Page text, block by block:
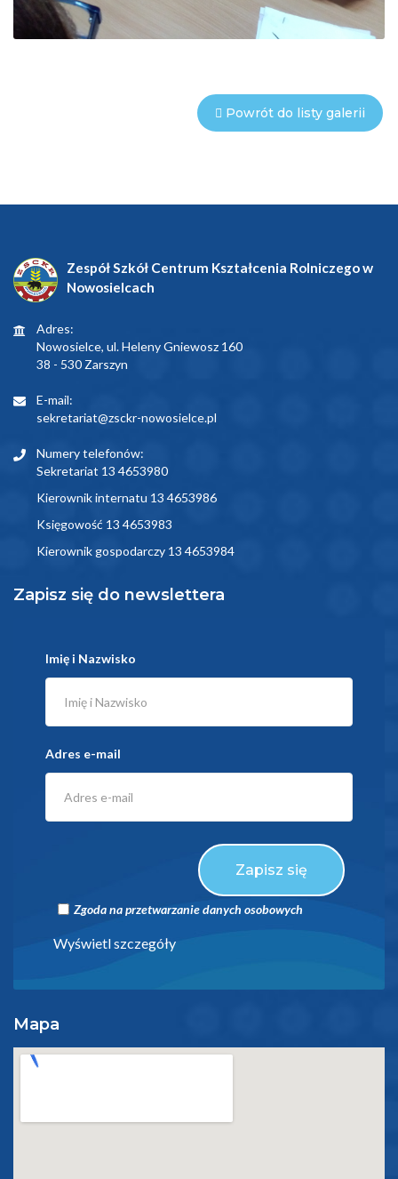
Powrót do listy galerii
Zespół Szkół Centrum Kształcenia Rolniczego w
Nowosielcach
Adres:
Nowosielce, ul. Heleny Gniewosz 160
38 - 530 Zarszyn
E-mail:
sekretariat@zsckr-nowosielce.pl
Numery telefonów:
Sekretariat 13 4653980
Kierownik internatu 13 4653986
Księgowość 13 4653983
Kierownik gospodarczy 13 4653984
Zapisz się do newslettera
Imię i Nazwisko
Adres e-mail
Zapisz się
Zgoda na przetwarzanie danych osobowych
Wyświetl szczegóły
Mapa